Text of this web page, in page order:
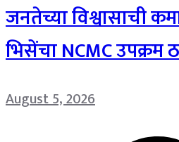
जनतेच्या विश्वासाची
भिसेंचा NCMC उपक्रम
August 5, 2026